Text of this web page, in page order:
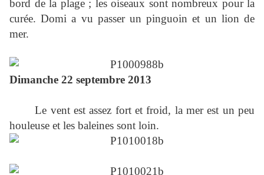
bord de la plage ; les oiseaux sont nombreux pour la
curée. Domi a vu passer un pinguoin et un lion de
mer.
Dimanche 22 septembre 2013
Le vent est assez fort et froid, la mer est un peu
houleuse et les baleines sont loin.